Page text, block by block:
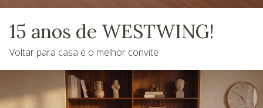
15 anos de WESTWING!
Voltar para casa é o melhor convite